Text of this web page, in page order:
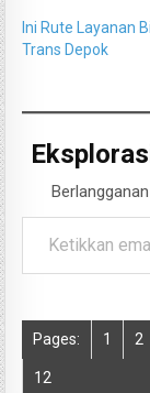
Ini Rute Layanan
Trans Depok
Ketikkan email Anda...
Pages: 1 2
12